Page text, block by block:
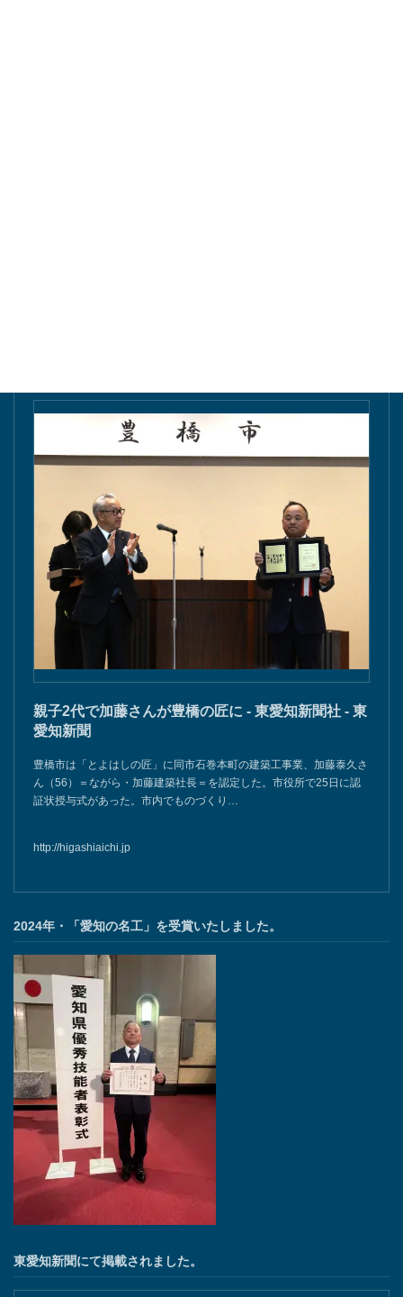
親子2代で加藤さんが豊橋の匠に - 東愛知新聞社 - 東
愛知新聞
豊橋市は「とよはしの匠」に同市石巻本町の建築工事業、加藤泰久さ
ん（56）＝ながら・加藤建築社長＝を認定した。市役所で25日に認
証状授与式があった。市内でものづくり…
http://higashiaichi.jp
2024年・「愛知の名工」を受賞いたしました。
東愛知新聞にて掲載されました。